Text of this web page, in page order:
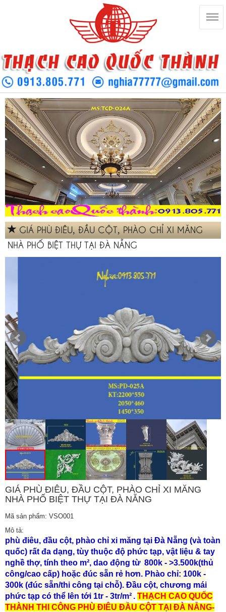
GIÁ PHÙ ĐIÊU, ĐẦU CỘT, PHÀO CHỈ XI MĂNG
NHÀ PHỐ BIỆT THỰ TẠI ĐÀ NẴNG
GIÁ PHÙ ĐIÊU, ĐẦU CỘT, PHÀO CHỈ XI MĂNG
NHÀ PHỐ BIỆT THỰ TẠI ĐÀ NẴNG
Mã sản phẩm: VSO001
Mô tả:
phù điêu, đầu cột, phào chỉ xi măng tại Đà Nẵng (và toàn
quốc) rất đa dạng, tùy thuộc độ phức tạp, vật liệu & tay
nghề thợ, tính theo m², dao động từ 800k - >3.500k(thủ
công/cao cấp) hoặc đúc sẵn rẻ hơn. Phào chỉ: 100k -
300k (đúc sẵn/thi công tại chỗ). Đầu cột, chương mái
phức tạp có thể lên tới 1tr - 3tr/m² . THẠCH CAO QUỐC
THÀNH THI CÔNG PHÙ ĐIÊU ĐẦU CỘT TẠI ĐÀ NẴNG-